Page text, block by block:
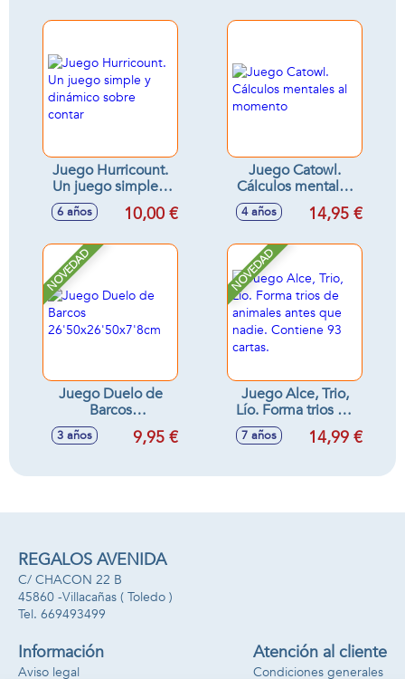
Juego Hurricount.
Un juego simple y
dinámico sobre
contar
6 años 10,00 €
Juego Catowl.
Cálculos mentales
al momento
4 años 14,95 €
NOVEDAD
Juego Duelo de
Barcos
26'50x26'50x7'8cm
3 años 9,95 €
NOVEDAD
Juego Alce, Trio,
Lío. Forma trios de
animales antes que
nadie. Contiene 93
7 años 14,99 €
REGALOS AVENIDA
C/ CHACON 22 B
45860 -Villacañas ( Toledo )
669493499
Información
Aviso legal
Atención al cliente
Condiciones generales